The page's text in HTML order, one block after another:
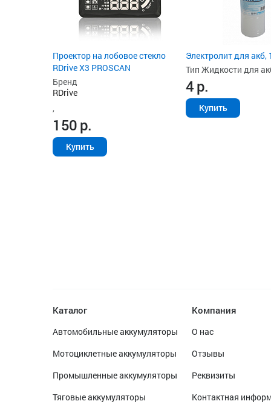
Проектор на лобовое стекло
RDrive X3 PROSCAN
Бренд
RDrive
,
150р.
Купить
Электролит для акб,
Тип Жидкости для
4р.
Купить
Каталог
Автомобильные аккумуляторы
Мотоциклетные аккумуляторы
Промышленные аккумуляторы
Тяговые аккумуляторы
Компания
О нас
Отзывы
Реквизиты
Контактная